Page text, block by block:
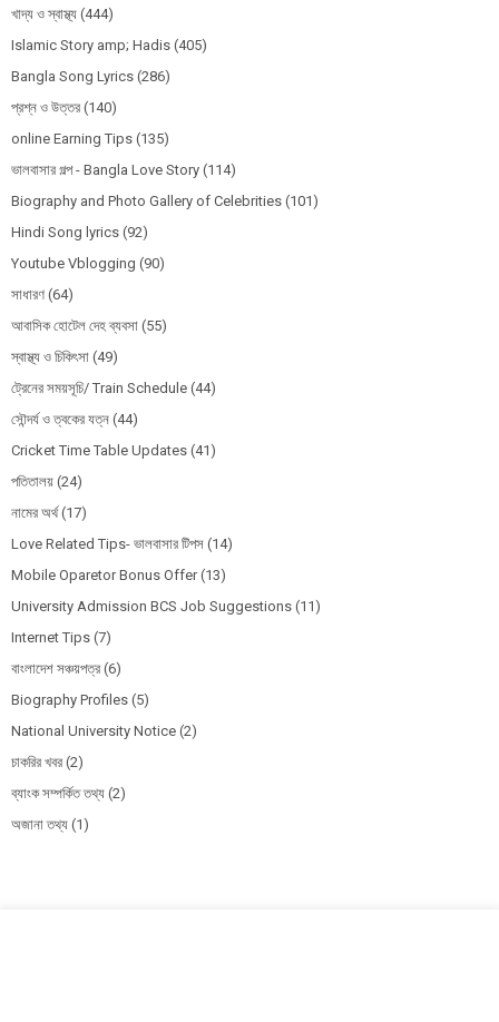
খাদ্য ও স্বাস্থ্য (444)
Islamic Story amp; Hadis (405)
Bangla Song Lyrics (286)
প্রশ্ন ও উত্তর (140)
online Earning Tips (135)
ভালবাসার গল্প - Bangla Love Story (114)
Biography and Photo Gallery of Celebrities (101)
Hindi Song lyrics (92)
Youtube Vblogging (90)
সাধারণ (64)
আবাসিক হোটেল দেহ ব্যবসা (55)
স্বাস্থ্য ও চিকিৎসা (49)
ট্রেনের সময়সূচি/ Train Schedule (44)
সৌন্দর্য ও ত্বকের যত্ন (44)
Cricket Time Table Updates (41)
পতিতালয় (24)
নামের অর্থ (17)
Love Related Tips- ভালবাসার টিপস (14)
Mobile Oparetor Bonus Offer (13)
University Admission BCS Job Suggestions (11)
Internet Tips (7)
বাংলাদেশ সঞ্চয়পত্র (6)
Biography Profiles (5)
National University Notice (2)
চাকরির খবর (2)
ব্যাংক সম্পর্কিত তথ্য (2)
অজানা তথ্য (1)